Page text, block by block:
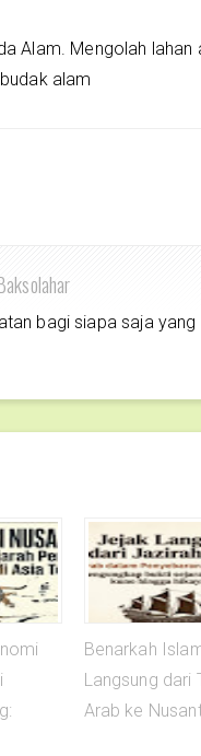
Alam. Mengolah
alam
bagi siapa saja yang
Benarkah
Langsung dari
Arab ke